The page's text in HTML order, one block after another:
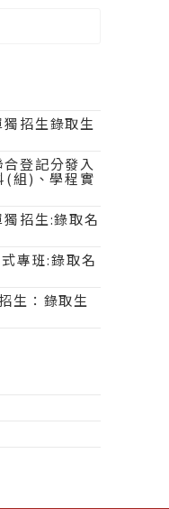
招生錄取生
登記分發入
(組)、學程實
招生:錄取名
專班:錄取名
生：錄取生